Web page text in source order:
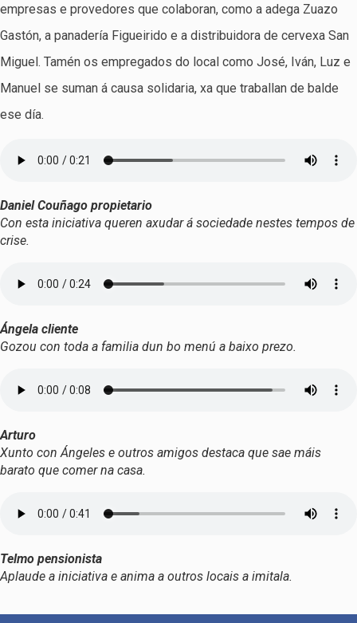
empresas e provedores que colaboran, como a adega Zuazo
Gastón, a panadería Figueirido e a distribuidora de cervexa San
Miguel. Tamén os empregados do local como José, Iván, Luz e
Manuel se suman á causa solidaria, xa que traballan de balde
ese día.
Daniel Couñago propietario
Con esta iniciativa queren axudar á sociedade nestes tempos de
crise.
Ángela cliente
Gozou con toda a familia dun bo menú a baixo prezo.
Arturo
Xunto con Ángeles e outros amigos destaca que sae máis
barato que comer na casa.
Telmo pensionista
Aplaude a iniciativa e anima a outros locais a imitala.